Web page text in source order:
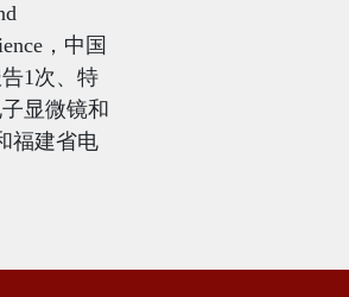
，中国
1次、特
显微镜和
福建省电